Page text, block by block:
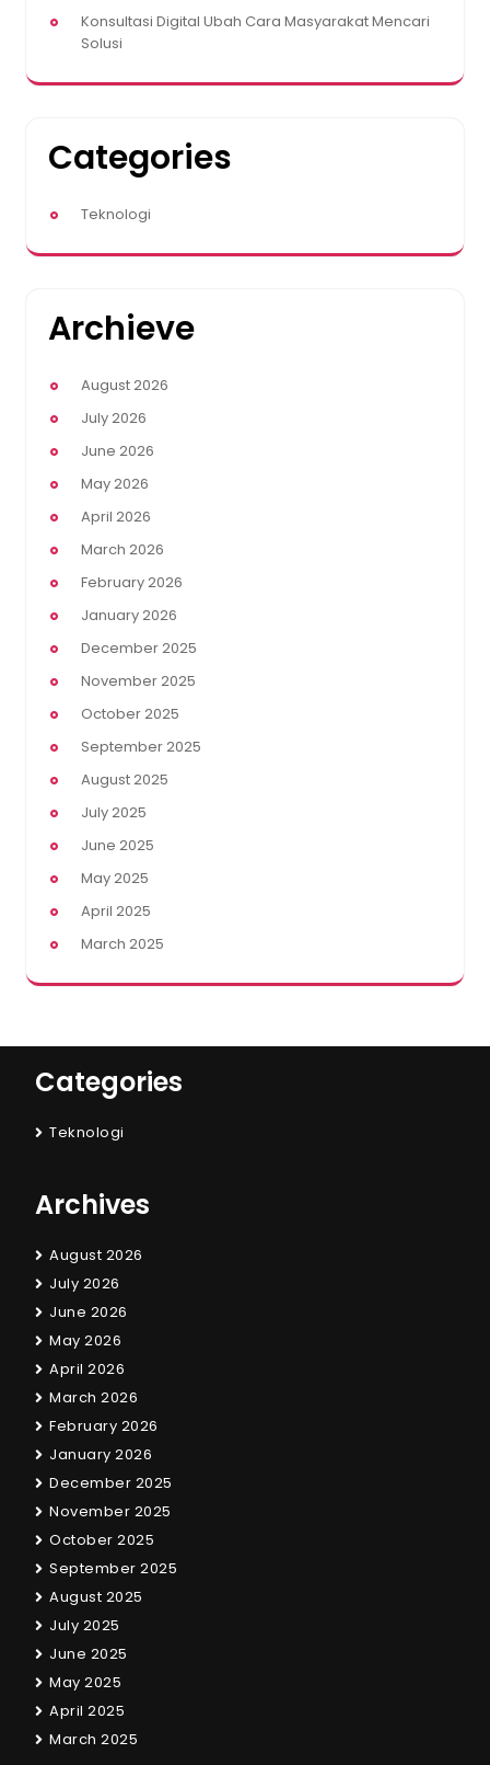
Konsultasi Digital Ubah Cara Masyarakat Mencari
Solusi
Categories
Teknologi
Archieve
August 2026
July 2026
June 2026
May 2026
April 2026
March 2026
February 2026
January 2026
December 2025
November 2025
October 2025
September 2025
August 2025
July 2025
June 2025
May 2025
April 2025
March 2025
Categories
Teknologi
Archives
August 2026
July 2026
June 2026
May 2026
April 2026
March 2026
February 2026
January 2026
December 2025
November 2025
October 2025
September 2025
August 2025
July 2025
June 2025
May 2025
April 2025
March 2025